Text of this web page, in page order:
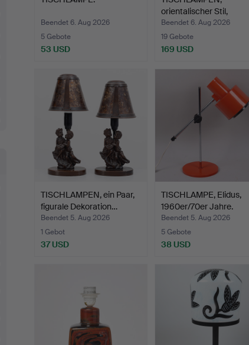
Beendet 6. Aug 2026
5 Gebote
53 USD
orientalischer Stil,
sitzende…
Beendet 6. Aug 2026
19 Gebote
169 USD
TISCHLAMPEN, ein Paar,
figurale Dekoration…
Beendet 5. Aug 2026
1 Gebot
37 USD
TISCHLAMPE, Elidus,
1960er/70er Jahre.
Beendet 5. Aug 2026
5 Gebote
38 USD